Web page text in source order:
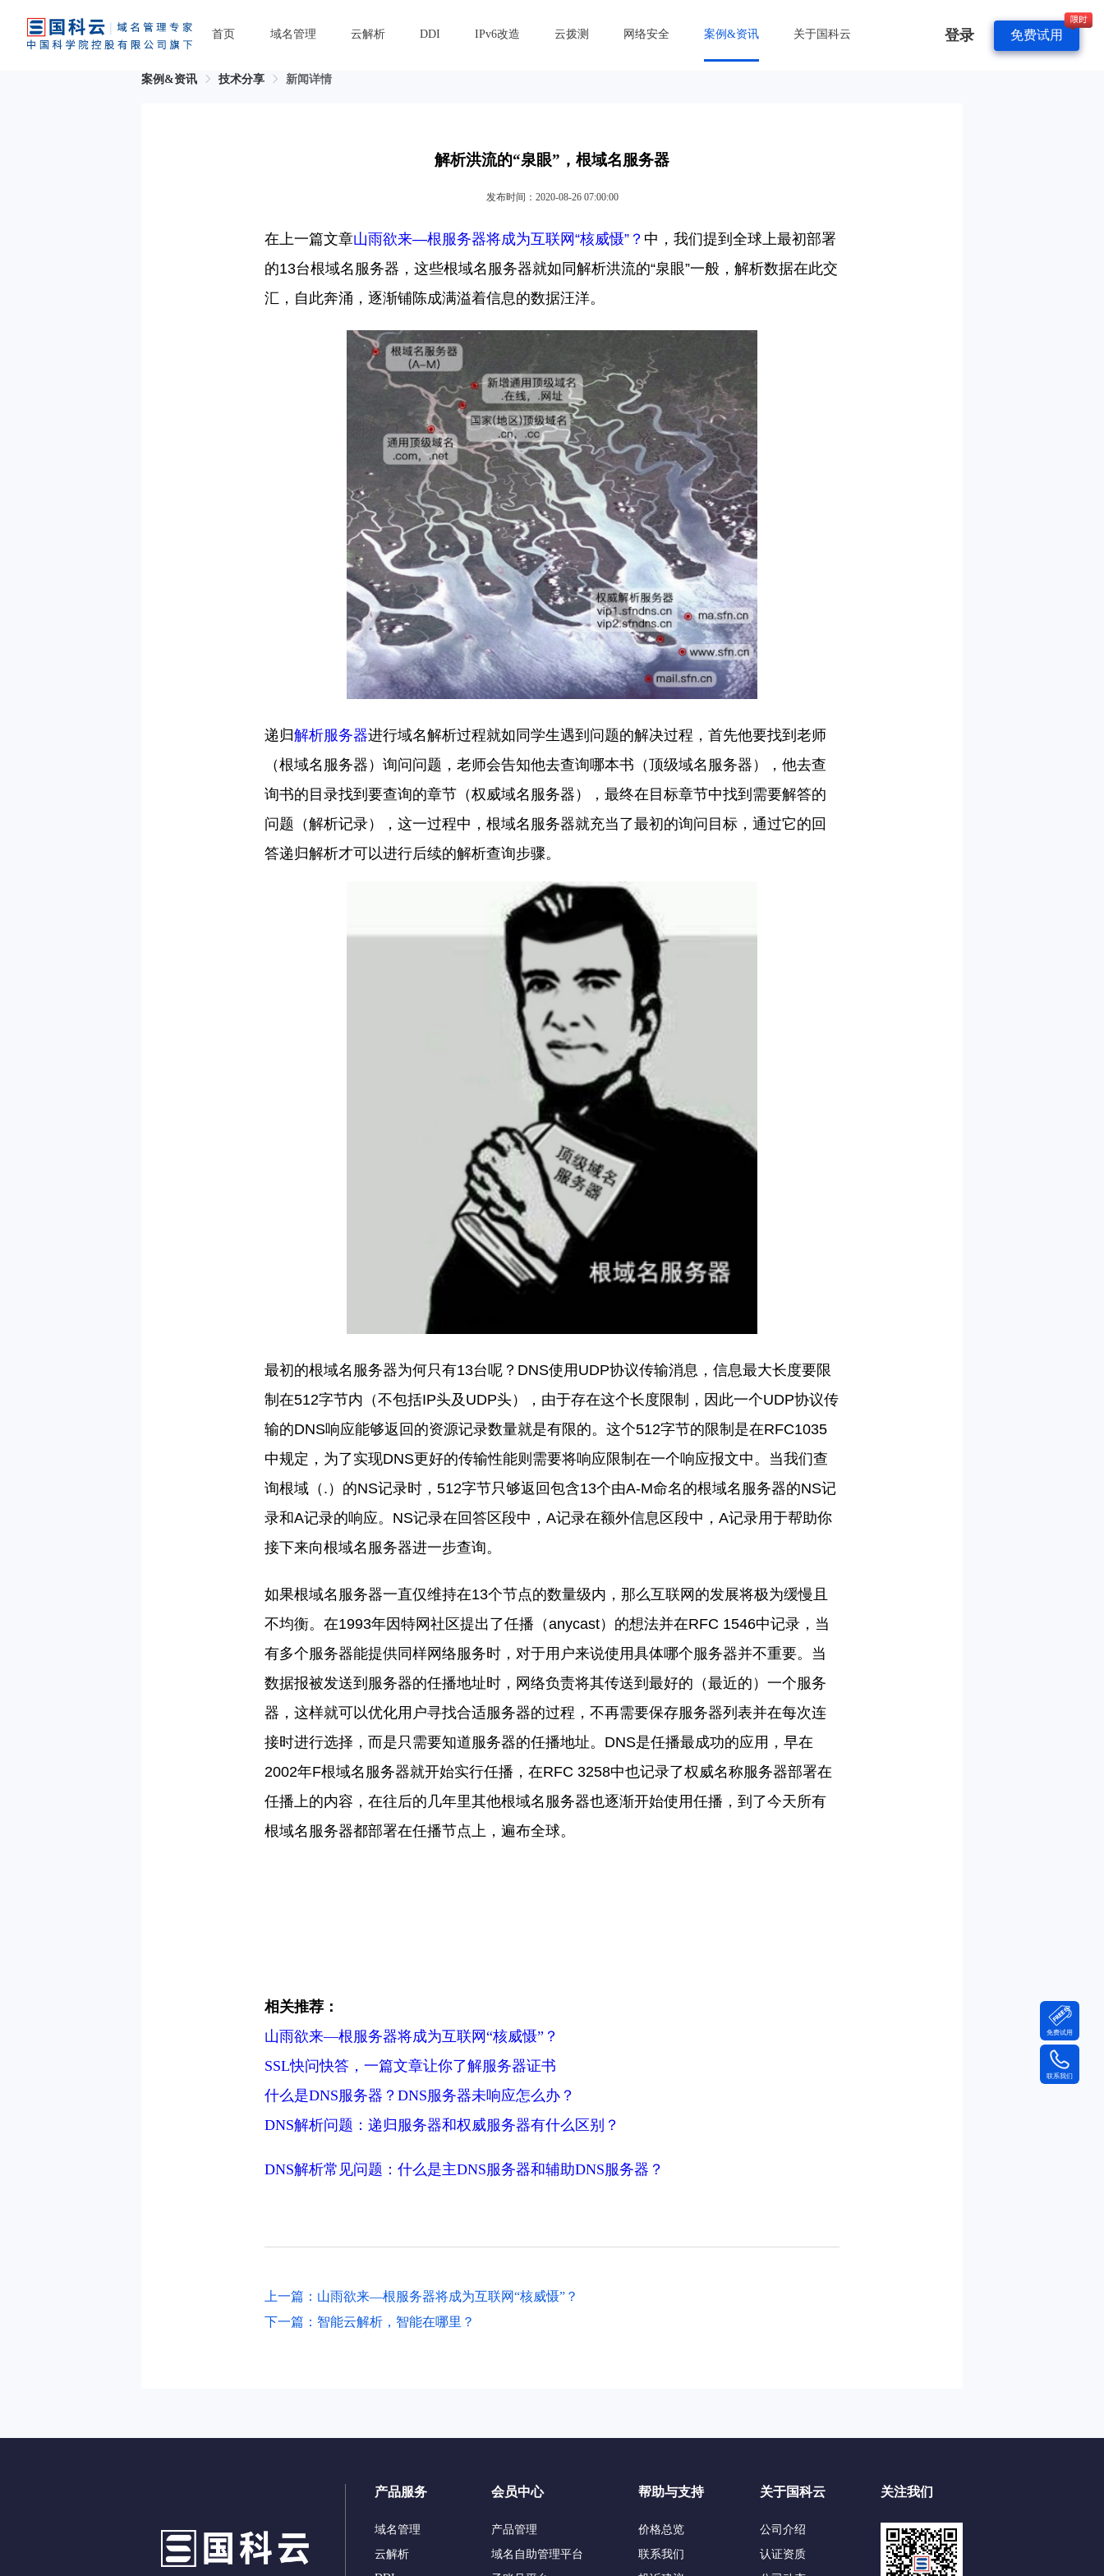
首页 域名管理 云解析 DDI IPv6改造 云拨测 网络安全 案例&资讯 关于国科云 登录 免费试用
案例&资讯 技术分享 新闻详情
解析洪流的“泉眼”，根域名服务器
发布时间：2020-08-26 07:00:00
在上一篇文章山雨欲来—根服务器将成为互联网“核威慑”？ 中，我们提到全球上最初部署
的13台根域名服务器，这些根域名服务器就如同解析洪流的“泉眼”一般，解析数据在此交
汇，自此奔涌，逐渐铺陈成满溢着信息的数据汪洋。
递归解析服务器进行域名解析过程就如同学生遇到问题的解决过程，首先他要找到老师
（根域名服务器）询问问题，老师会告知他去查询哪本书（顶级域名服务器），他去查
询书的目录找到要查询的章节（权威域名服务器），最终在目标章节中找到需要解答的
问题（解析记录），这一过程中，根域名服务器就充当了最初的询问目标，通过它的回
答递归解析才可以进行后续的解析查询步骤。
最初的根域名服务器为何只有13台呢 ？ DNS使用UDP协议传输消息，信息最大长度要限
制在512字节内（不包括IP头及UDP头），由于存在这个长度限制，因此一个UDP协议传
输的DNS响应能够返回的资源记录数量就是有限的。 这个512字节的限制是在RFC1035
中规定，为了实现DNS更好的传输性能则需要将响应限制在一个响应报文中。 当我们查
询根域（ .）的NS记录时，512字节只够返回包含13个由A-M命名的根域名服务器的NS记
录和A记录的响应。NS记录在回答区段中，A记录在额外信息区段中，A记录用于帮助你
接下来向根域名服务器进一步查询。
如果根域名服务器一直仅维持在13个节点的数量级内，那么互联网 的发展将极为缓慢且
不均衡。在1993年因特网社区提出了任播（anycast）的想法并在RFC 1546中记录，当
有多个服务器能提供同样网络服务时，对于用户来说使用具体哪个服务器并不重要。当
数据报被发送到服务器的任播地址时，网络负责将其传送到最好的（最近的）一个服务
器，这样就可以优化用户寻找合适服务器的过程，不再需要保存服务器列表并在每次连
接时进行选择，而是只需要知道服务器的任播地址。 DNS是任播最成功的应用，早在
2002年F根域名服务器就开始实行任播，在RFC 3258中也记录了权威名称服务器部署在
任播上的内容，在往后的几年里其他根域名服务器也逐渐开始使用任播，到了今天所有
根域名服务器都部署在任播节点 上 ， 遍布全球。
相关推荐：
山雨欲来—根服务器将成为互联网“核威慑”？
SSL快问快答，一篇文章让你了解服务器证书
什么是DNS服务器？DNS服务器未响应怎么办？
DNS解析问题：递归服务器和权威服务器有什么区别？
DNS解析常见问题：什么是主DNS服务器和辅助DNS服务器？
上一篇：山雨欲来—根服务器将成为互联网“核威慑”？
下一篇：智能云解析，智能在哪里？
产品服务
域名管理
云解析
会员中心
产品管理
域名自助管理平台
帮助与支持
价格总览
联系我们
关于国科云
公司介绍
认证资质
关注我们
免费试用
联系我们